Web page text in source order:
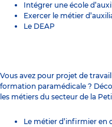
Intégrer une école
Exercer le métier
Le DEAP
Vous avez pour projet de
formation paramédicale ?
les métiers du secteur de la
Le métier d’infirmier en